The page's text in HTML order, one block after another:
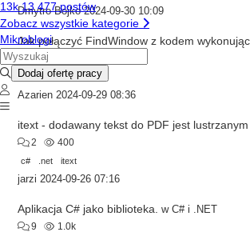
Dmytro Bojko 2024-09-30 10:09
1
c#
Azarien 2024-09-29 08:36
itext - dodawany tekst do PDF jest
2
400
c#
.net itext
jarzi 2024-09-26 07:16
Aplikacja C# jako biblioteka. w C# i .NET
9
1.0k